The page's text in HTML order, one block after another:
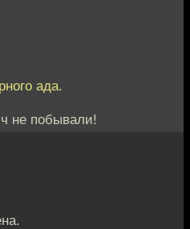
ада.
не побывали!